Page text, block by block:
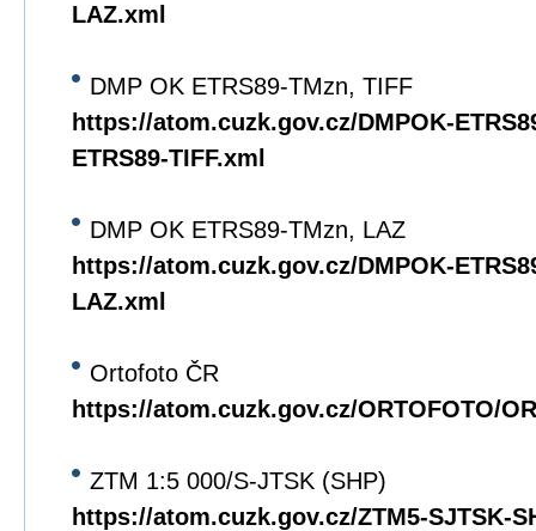
LAZ.xml
DMP OK ETRS89-TMzn, TIFF
https://atom.cuzk.gov.cz/DMPOK-
ETRS89-TIFF.xml
DMP OK ETRS89-TMzn, LAZ
https://atom.cuzk.gov.cz/DMPOK-
LAZ.xml
Ortofoto ČR
https://atom.cuzk.gov.cz/ORTOFOTO/
ZTM 1:5 000/S-JTSK (SHP)
https://atom.cuzk.gov.cz/ZTM5-SJTSK-